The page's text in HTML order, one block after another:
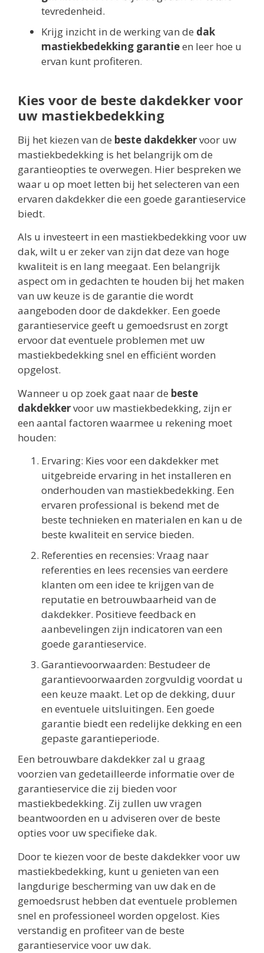
tevredenheid.
Krijg inzicht in de werking van de dak
mastiekbedekking garantieen leer hoe u
ervan kunt profiteren.
Kies voor de beste dakdekker voor
uw mastiekbedekking
Bij het kiezen van de beste dakdekkervoor uw
mastiekbedekking is het belangrijk om de
garantieopties te overwegen. Hier bespreken we
waar u op moet letten bij het selecteren van een
ervaren dakdekker die een goede garantieservice
biedt.
Als u investeert in een mastiekbedekking voor uw
dak, wilt u er zeker van zijn dat deze van hoge
kwaliteit is en lang meegaat. Een belangrijk
aspect om in gedachten te houden bij het maken
van uw keuze is de garantie die wordt
aangeboden door de dakdekker. Een goede
garantieservice geeft u gemoedsrust en zorgt
ervoor dat eventuele problemen met uw
mastiekbedekking snel en efficiënt worden
opgelost.
Wanneer u op zoek gaat naar de beste
dakdekkervoor uw mastiekbedekking, zijn er
een aantal factoren waarmee u rekening moet
houden:
Ervaring: Kies voor een dakdekker met
uitgebreide ervaring in het installeren en
onderhouden van mastiekbedekking. Een
ervaren professional is bekend met de
beste technieken en materialen en kan u de
beste kwaliteit en service bieden.
Referenties en recensies: Vraag naar
referenties en lees recensies van eerdere
klanten om een idee te krijgen van de
reputatie en betrouwbaarheid van de
dakdekker. Positieve feedback en
aanbevelingen zijn indicatoren van een
goede garantieservice.
Garantievoorwaarden: Bestudeer de
garantievoorwaarden zorgvuldig voordat u
een keuze maakt. Let op de dekking, duur
en eventuele uitsluitingen. Een goede
garantie biedt een redelijke dekking en een
gepaste garantieperiode.
Een betrouwbare dakdekker zal u graag
voorzien van gedetailleerde informatie over de
garantieservice die zij bieden voor
mastiekbedekking. Zij zullen uw vragen
beantwoorden en u adviseren over de beste
opties voor uw specifieke dak.
Door te kiezen voor de beste dakdekker voor uw
mastiekbedekking, kunt u genieten van een
langdurige bescherming van uw dak en de
gemoedsrust hebben dat eventuele problemen
snel en professioneel worden opgelost. Kies
verstandig en profiteer van de beste
garantieservice voor uw dak.